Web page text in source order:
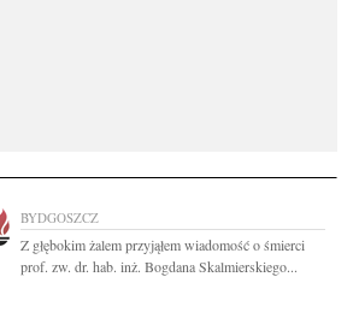
BYDGOSZCZ
Z głębokim żalem przyjąłem wiadomość o śmierci
prof. zw. dr. hab. inż. Bogdana Skalmierskiego...